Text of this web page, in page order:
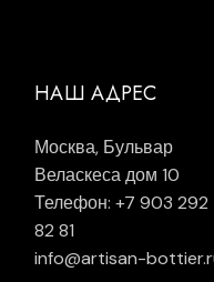
НАШ АДРЕС
Москва, Бульвар
Веласкеса дом 10
Телефон: +7 903 292
82 81
info@artisan-